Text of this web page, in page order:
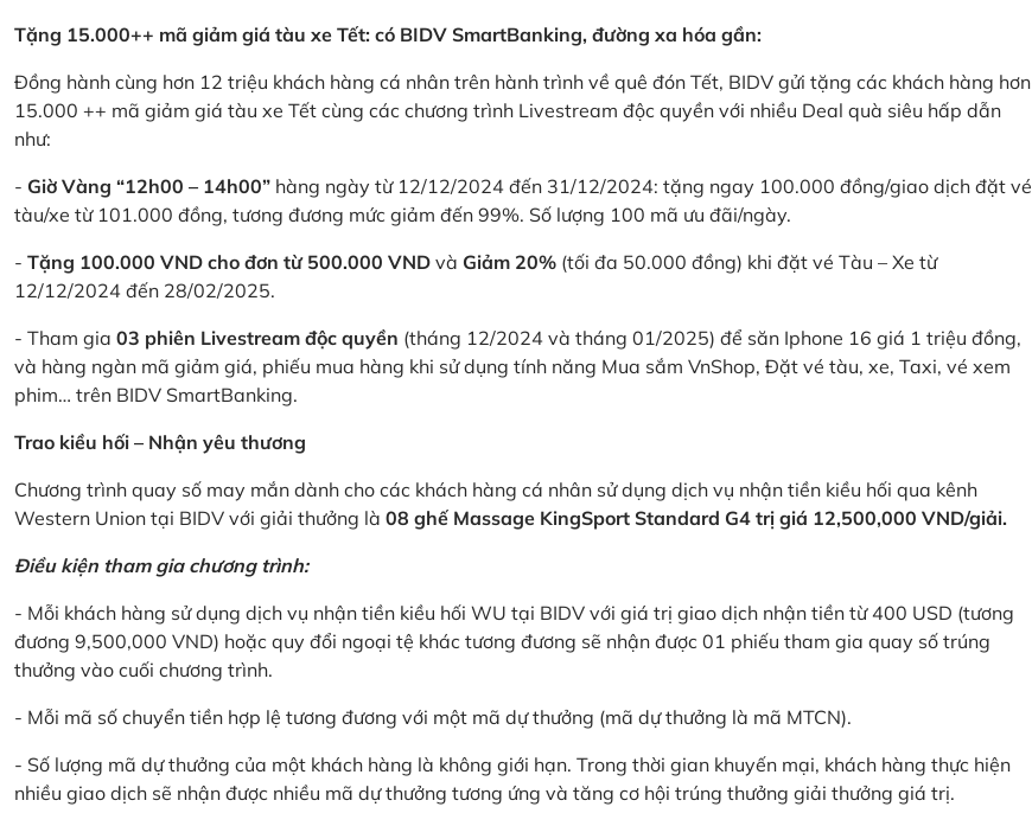
Tặng 15.000++ mã giảm giá tàu xe Tết: có BIDV SmartBanking, đường xa hóa gần:
Đồng hành cùng hơn 12 triệu khách hàng cá nhân trên hành trình về quê đón Tết, BIDV gửi tặng các khách hàng hơn
15.000 ++ mã giảm giá tàu xe Tết cùng các chương trình Livestream độc quyền với nhiều Deal quà siêu hấp dẫn
như:
- Giờ Vàng “12h00 – 14h00” hàng ngày từ 12/12/2024 đến 31/12/2024: tặng ngay 100.000 đồng/giao dịch đặt vé
tàu/xe từ 101.000 đồng, tương đương mức giảm đến 99%. Số lượng 100 mã ưu đãi/ngày.
- Tặng 100.000 VND cho đơn từ 500.000 VND và Giảm 20% (tối đa 50.000 đồng) khi đặt vé Tàu – Xe từ
12/12/2024 đến 28/02/2025.
- Tham gia 03 phiên Livestream độc quyền (tháng 12/2024 và tháng 01/2025) để săn Iphone 16 giá 1 triệu đồng,
và hàng ngàn mã giảm giá, phiếu mua hàng khi sử dụng tính năng Mua sắm VnShop, Đặt vé tàu, xe, Taxi, vé xem
phim… trên BIDV SmartBanking.
Trao kiều hối – Nhận yêu thương
Chương trình quay số may mắn dành cho các khách hàng cá nhân sử dụng dịch vụ nhận tiền kiều hối qua kênh
Western Union tại BIDV với giải thưởng là 08 ghế Massage KingSport Standard G4 trị giá 12,500,000 VND/giải.
Điều kiện tham gia chương trình:
- Mỗi khách hàng sử dụng dịch vụ nhận tiền kiều hối WU tại BIDV với giá trị giao dịch nhận tiền từ 400 USD (tương
đương 9,500,000 VND) hoặc quy đổi ngoại tệ khác tương đương sẽ nhận được 01 phiếu tham gia quay số trúng
thưởng vào cuối chương trình.
- Mỗi mã số chuyển tiền hợp lệ tương đương với một mã dự thưởng (mã dự thưởng là mã MTCN).
- Số lượng mã dự thưởng của một khách hàng là không giới hạn. Trong thời gian khuyến mại, khách hàng thực hiện
nhiều giao dịch sẽ nhận được nhiều mã dự thưởng tương ứng và tăng cơ hội trúng thưởng giải thưởng giá trị.